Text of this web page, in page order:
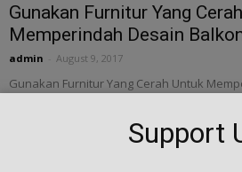
Gunakan Furnitur Yang
Memperindah Desain
admin August 9, 2017
Gunakan Furnitur Yang Cerah Untuk
Dimana lokasi rumah anda berada,
atau sawah, pastinya memilikiSupport